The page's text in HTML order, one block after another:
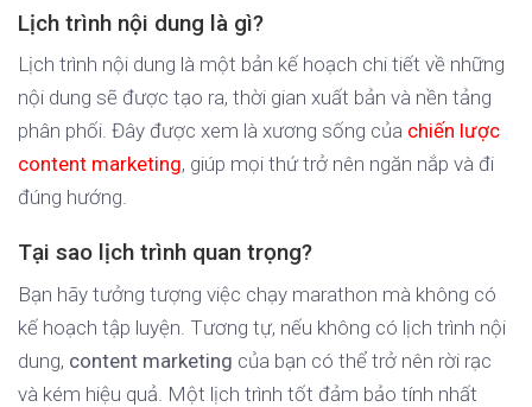
Lịch trình nội dung là gì?
Lịch trình nội dung là một bản kế hoạch chi tiết về những
nội dung sẽ được tạo ra, thời gian xuất bản và nền tảng
phân phối. Đây được xem là xương sống của chiến lược
content marketing, giúp mọi thứ trở nên ngăn nắp và đi
đúng hướng.
Tại sao lịch trình quan trọng?
Bạn hãy tưởng tượng việc chạy marathon mà không có
kế hoạch tập luyện. Tương tự, nếu không có lịch trình nội
dung, content marketing của bạn có thể trở nên rời rạc
và kém hiệu quả. Một lịch trình tốt đảm bảo tính nhất